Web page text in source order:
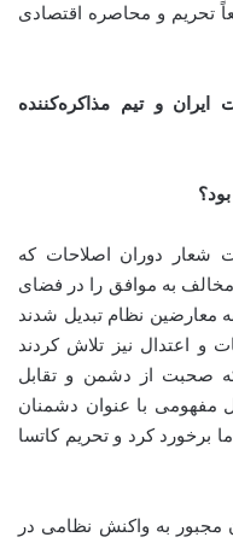
تحریم و محاصره اقتصادی
و تیم مذاکره‌کننده
شعار دوران اصلاحات که
به موافق را در فضای
معارضین نظام تبدیل شدند
و اعتدال نیز تلاش کردند
که صحبت از دشمن و تقابل
مفهومی با عنوان دشمنان
برخورد کرد و تحریم کاتسا
مجبور به واکنش نظامی در